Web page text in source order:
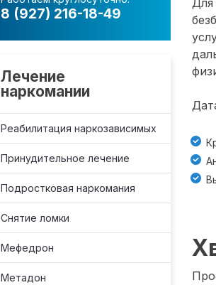
8 (927) 216-18-49
Лечение
наркомании
Реабилитация наркозависимых
Принудительное лечение
Подростковая наркомания
Снятие ломки
Мефедрон
Метадон
Для